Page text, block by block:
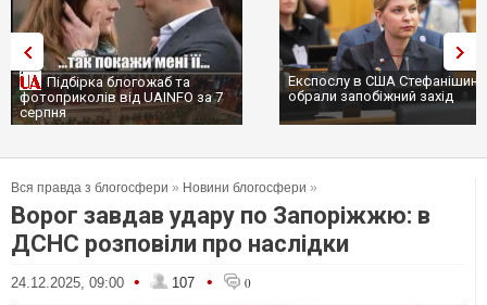
Підбірка блогожаб та
фотоприколів від UAINFO за 7
серпня
Експослу в США
обрали запобіжний захід
Вся правда з блогосфери » Новини блогосфери »
Ворог завдав удару по Запоріжжю: в
ДСНС розповіли про наслідки
24.12.2025, 09:00 • 107 • 0